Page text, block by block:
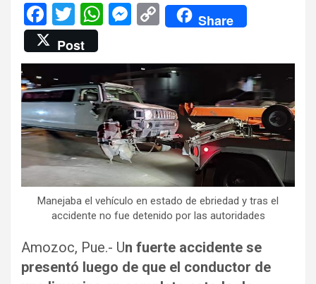
F
a
ce
b
o
o
k
T
wi
tt
er
W
at
s
A
p
p
M
se
n
g
er
C
o
py
Li
n
k
Share
Post
Manejaba el vehículo en estado de ebriedad y tras el
accidente no fue detenido por las autoridades
Amozoc, Pue.- Un fuerte accidente se
presentó luego de que el conductor de